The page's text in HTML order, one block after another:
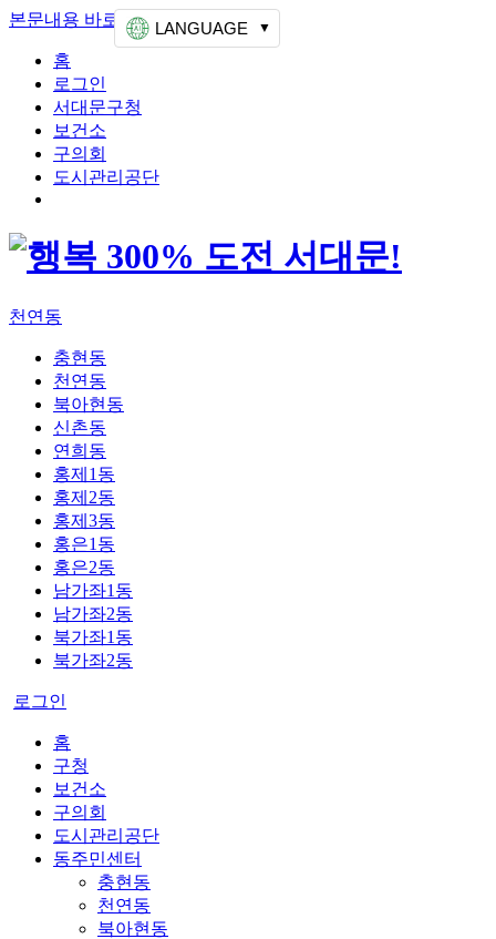
본문내용 바로가기 상단메뉴 가기
홈
로그인
서대문구청
보건소
구의회
도시관리공단
천연동
충현동
천연동
북아현동
신촌동
연희동
홍제1동
홍제2동
홍제3동
홍은1동
홍은2동
남가좌1동
남가좌2동
북가좌1동
북가좌2동
로그인
LANGUAGE
홈
구청
보건소
구의회
도시관리공단
동주민센터
충현동
천연동
북아현동